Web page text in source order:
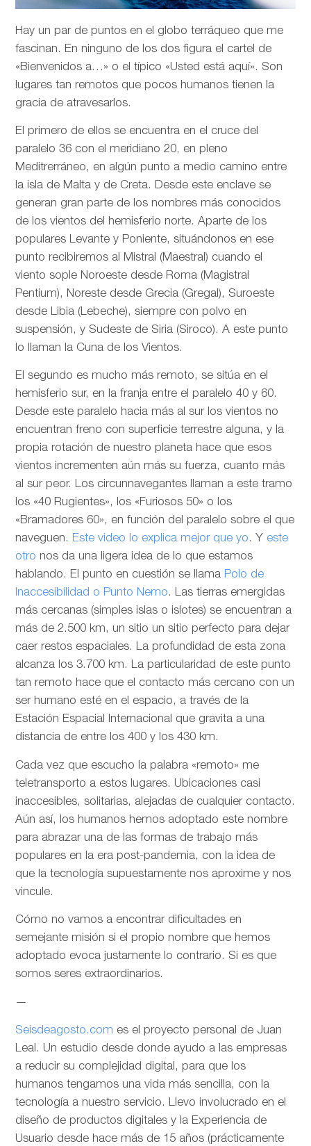
Hay un par de puntos en el globo terráqueo que me
fascinan. En ninguno de los dos figura el cartel de
«Bienvenidos a…» o el típico «Usted está aquí». Son
lugares tan remotos que pocos humanos tienen la
gracia de atravesarlos.
El primero de ellos se encuentra en el cruce del
paralelo 36 con el meridiano 20, en pleno
Meditrerráneo, en algún punto a medio camino entre
la isla de Malta y de Creta. Desde este enclave se
generan gran parte de los nombres más conocidos
de los vientos del hemisferio norte. Aparte de los
populares Levante y Poniente, situándonos en ese
punto recibiremos al Mistral (Maestral) cuando el
viento sople Noroeste desde Roma (Magistral
Pentium), Noreste desde Grecia (Gregal), Suroeste
desde Libia (Lebeche), siempre con polvo en
suspensión, y Sudeste de Siria (Siroco). A este punto
lo llaman la Cuna de los Vientos.
El segundo es mucho más remoto, se sitúa en el
hemisferio sur, en la franja entre el paralelo 40 y 60.
Desde este paralelo hacia más al sur los vientos no
encuentran freno con superficie terrestre alguna, y la
propia rotación de nuestro planeta hace que esos
vientos incrementen aún más su fuerza, cuanto más
al sur peor. Los circunnavegantes llaman a este tramo
los «40 Rugientes», los «Furiosos 50» o los
«Bramadores 60», en función del paralelo sobre el que
naveguen. Este video lo explica mejor que yo. Y este
otro nos da una ligera idea de lo que estamos
hablando. El punto en cuestión se llama Polo de
Inaccesibilidad o Punto Nemo. Las tierras emergidas
más cercanas (simples islas o islotes) se encuentran a
más de 2.500 km, un sitio un sitio perfecto para dejar
caer restos espaciales. La profundidad de esta zona
alcanza los 3.700 km. La particularidad de este punto
tan remoto hace que el contacto más cercano con un
ser humano esté en el espacio, a través de la
Estación Espacial Internacional que gravita a una
distancia de entre los 400 y los 430 km.
Cada vez que escucho la palabra «remoto» me
teletransporto a estos lugares. Ubicaciones casi
inaccesibles, solitarias, alejadas de cualquier contacto.
Aún así, los humanos hemos adoptado este nombre
para abrazar una de las formas de trabajo más
populares en la era post-pandemia, con la idea de
que la tecnología supuestamente nos aproxime y nos
vincule.
Cómo no vamos a encontrar dificultades en
semejante misión si el propio nombre que hemos
adoptado evoca justamente lo contrario. Si es que
somos seres extraordinarios.
—
Seisdeagosto.com es el proyecto personal de Juan
Leal. Un estudio desde donde ayudo a las empresas
a reducir su complejidad digital, para que los
humanos tengamos una vida más sencilla, con la
tecnología a nuestro servicio. Llevo involucrado en el
diseño de productos digitales y la Experiencia de
Usuario desde hace más de 15 años (prácticamente